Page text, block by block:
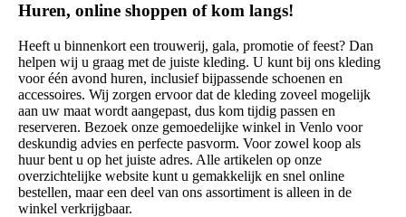
Huren, online shoppen of kom langs!
Heeft u binnenkort een trouwerij, gala, promotie of feest? Dan
helpen wij u graag met de juiste kleding. U kunt bij ons kleding
voor één avond huren, inclusief bijpassende schoenen en
accessoires. Wij zorgen ervoor dat de kleding zoveel mogelijk
aan uw maat wordt aangepast, dus kom tijdig passen en
reserveren. Bezoek onze gemoedelijke winkel in Venlo voor
deskundig advies en perfecte pasvorm. Voor zowel koop als
huur bent u op het juiste adres. Alle artikelen op onze
overzichtelijke website kunt u gemakkelijk en snel online
bestellen, maar een deel van ons assortiment is alleen in de
winkel verkrijgbaar.